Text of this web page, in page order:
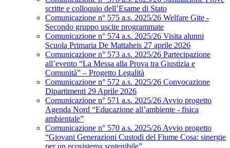
scritte e colloquio dell’Esame di Stato
Comunicazione n° 575 a.s. 2025/26 Welfare Gite -
Secondo gruppo uscite programmate
Comunicazione n° 574 a.s. 2025/26 Visita alunni
Scuola Primaria De Mattaheis 27 aprile 2026
Comunicazione n° 573 a.s. 2025/26 Partecipazione
all’evento “La Messa alla Prova tra Giustizia e
Comunità” – Progetto Legalità
Comunicazione n° 572 a.s. 2025/26 Convocazione
Dipartimenti 29 Aprile 2026
Comunicazione n° 571 a.s. 2025/26 Avvio progetto
Agenda Nord “Educazione all’ambiente - fisica
ambientale”
Comunicazione n° 570 a.s. 2025/26 Avvio progetto
“Giovani Generazioni Custodi del Fiume Cosa: sinergie